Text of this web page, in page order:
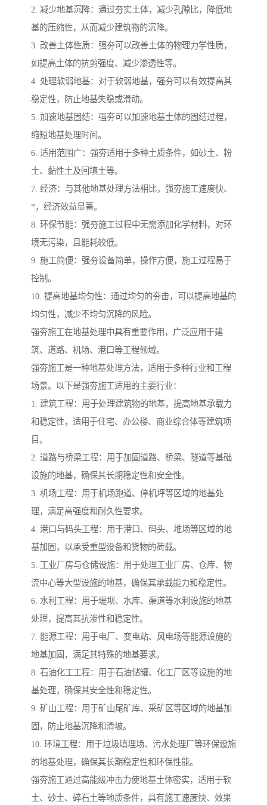
2. 减少地基沉降：通过夯实土体，减少孔隙比，降低地
基的压缩性，从而减少建筑物的沉降。
3. 改善土体性质：强夯可以改善土体的物理力学性质，
如提高土体的抗剪强度、减少渗透性等。
4. 处理软弱地基：对于软弱地基，强夯可以有效提高其
稳定性，防止地基失稳或滑动。
5. 加速地基固结：强夯可以加速地基土体的固结过程，
缩短地基处理时间。
6. 适用范围广：强夯适用于多种土质条件，如砂土、粉
土、黏性土及回填土等。
7. 经济：与其他地基处理方法相比，强夯施工速度快、
*，经济效益显著。
8. 环保节能：强夯施工过程中无需添加化学材料，对环
境无污染，且能耗较低。
9. 施工简便：强夯设备简单，操作方便，施工过程易于
控制。
10. 提高地基均匀性：通过均匀的夯击，可以提高地基的
均匀性，减少不均匀沉降的风险。
强夯施工在地基处理中具有重要作用，广泛应用于建
筑、道路、机场、港口等工程领域。
强夯施工是一种地基处理方法，适用于多种行业和工程
场景。以下是强夯施工适用的主要行业：
1. 建筑工程：用于处理建筑物的地基，提高地基承载力
和稳定性，适用于住宅、办公楼、商业综合体等建筑项
目。
2. 道路与桥梁工程：用于加固道路、桥梁、隧道等基础
设施的地基，确保其长期稳定性和安全性。
3. 机场工程：用于机场跑道、停机坪等区域的地基处
理，满足高强度和耐久性要求。
4. 港口与码头工程：用于港口、码头、堆场等区域的地
基加固，以承受重型设备和货物的荷载。
5. 工业厂房与仓储设施：用于处理工业厂房、仓库、物
流中心等大型设施的地基，确保其承载能力和稳定性。
6. 水利工程：用于堤坝、水库、渠道等水利设施的地基
处理，提高其抗渗性和稳定性。
7. 能源工程：用于电厂、变电站、风电场等能源设施的
地基加固，满足其特殊的地基要求。
8. 石油化工工程：用于石油储罐、化工厂区等设施的地
基处理，确保其安全性和稳定性。
9. 矿山工程：用于矿山尾矿库、采矿区等区域的地基加
固，防止地基沉降和滑坡。
10. 环境工程：用于垃圾填埋场、污水处理厂等环保设施
的地基处理，确保其长期稳定性和环保性能。
强夯施工通过高能级冲击力使地基土体密实，适用于软
土、砂土、碎石土等地质条件，具有施工速度快、效果